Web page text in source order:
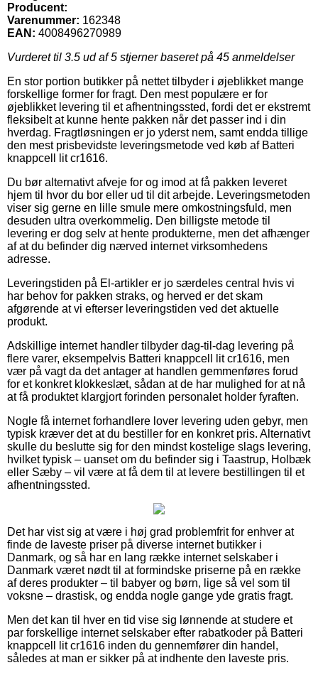
Producent:
Varenummer: 162348
EAN: 4008496270989
Vurderet til 3.5 ud af 5 stjerner baseret på 45 anmeldelser
En stor portion butikker på nettet tilbyder i øjeblikket mange
forskellige former for fragt. Den mest populære er for
øjeblikket levering til et afhentningssted, fordi det er ekstremt
fleksibelt at kunne hente pakken når det passer ind i din
hverdag. Fragtløsningen er jo yderst nem, samt endda tillige
den mest prisbevidste leveringsmetode ved køb af Batteri
knappcell lit cr1616.
Du bør alternativt afveje for og imod at få pakken leveret
hjem til hvor du bor eller ud til dit arbejde. Leveringsmetoden
viser sig gerne en lille smule mere omkostningsfuld, men
desuden ultra overkommelig. Den billigste metode til
levering er dog selv at hente produkterne, men det afhænger
af at du befinder dig nærved internet virksomhedens
adresse.
Leveringstiden på El-artikler er jo særdeles central hvis vi
har behov for pakken straks, og herved er det skam
afgørende at vi efterser leveringstiden ved det aktuelle
produkt.
Adskillige internet handler tilbyder dag-til-dag levering på
flere varer, eksempelvis Batteri knappcell lit cr1616, men
vær på vagt da det antager at handlen gemmenføres forud
for et konkret klokkeslæt, sådan at de har mulighed for at nå
at få produktet klargjort forinden personalet holder fyraften.
Nogle få internet forhandlere lover levering uden gebyr, men
typisk kræver det at du bestiller for en konkret pris. Alternativt
skulle du beslutte sig for den mindst kostelige slags levering,
hvilket typisk – uanset om du befinder sig i Taastrup, Holbæk
eller Sæby – vil være at få dem til at levere bestillingen til et
afhentningssted.
Det har vist sig at være i høj grad problemfrit for enhver at
finde de laveste priser på diverse internet butikker i
Danmark, og så har en lang række internet selskaber i
Danmark været nødt til at formindske priserne på en række
af deres produkter – til babyer og børn, lige så vel som til
voksne – drastisk, og endda nogle gange yde gratis fragt.
Men det kan til hver en tid vise sig lønnende at studere et
par forskellige internet selskaber efter rabatkoder på Batteri
knappcell lit cr1616 inden du gennemfører din handel,
således at man er sikker på at indhente den laveste pris.